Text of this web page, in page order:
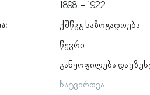
1898
1922
ქშწკგ საზოგადოება
წევრი
განყოფილება
ჩატვირთვა